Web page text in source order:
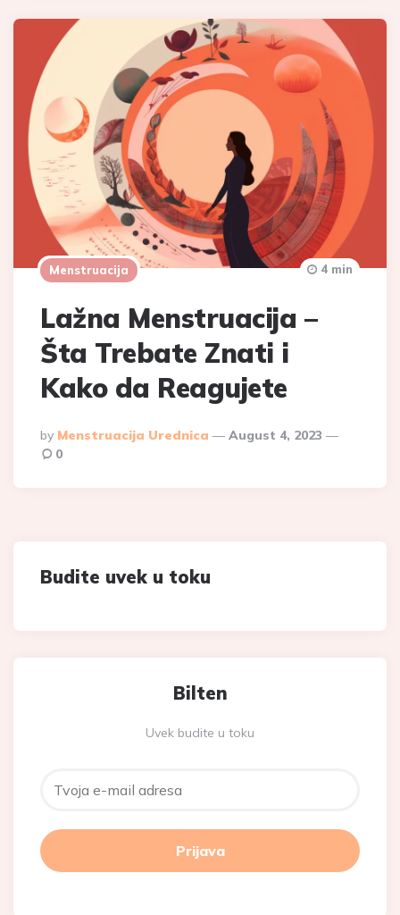
Menstruacija
Lažna Menstruacija –
Šta Trebate Znati i
Kako da Reagujete
Posted
By
By Menstruacija Urednica August 4, 2023
4 min
0
Budite uvek u toku
Bilten
Uvek budite u toku